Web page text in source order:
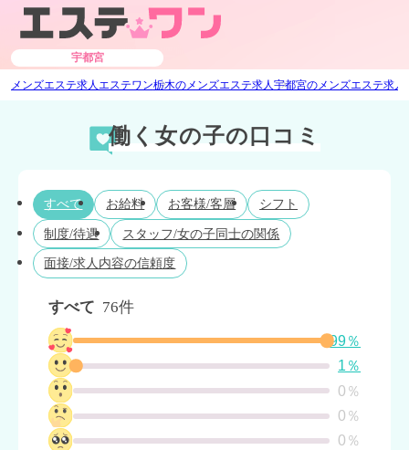
宇都宮
メンズエステ求人エステワン栃木のメンズエステ求人宇都宮のメンズエステ求人
働く女の子の口コミ
すべて お給料 お客様/客層 シフト
制度/待遇 スタッフ/女の子同士の関係
面接/求人内容の信頼度
すべて 76件
99％
1％
0％
0％
0％